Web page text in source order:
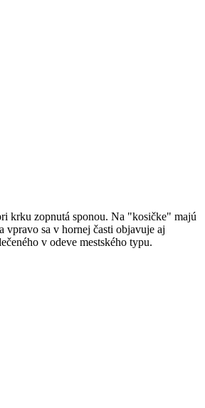
krku zopnutá sponou. Na "kosičke" majú
sa v hornej časti objavuje aj
v odeve mestského typu.